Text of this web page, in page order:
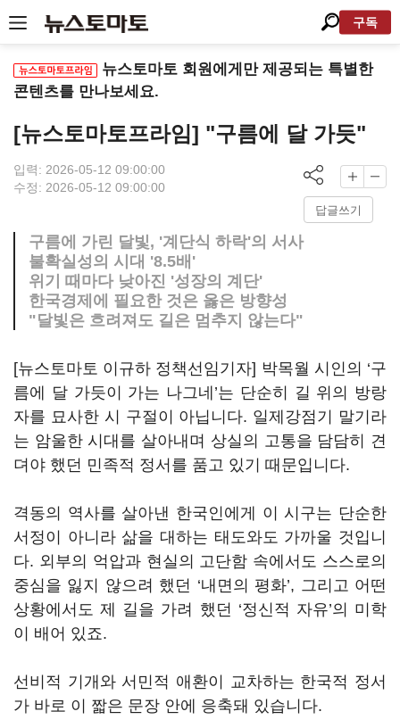
구독
뉴스토마토 회원에게만 제공되는 특별한
콘텐츠를 만나보세요.
[뉴스토마토프라임] "구름에 달 가듯"
입력: 2026-05-12 09:00:00
수정: 2026-05-12 09:00:00
답글쓰기
구름에 가린 달빛, '계단식 하락'의 서사
불확실성의 시대 '8.5배'
위기 때마다 낮아진 '성장의 계단'
한국경제에 필요한 것은 옳은 방향성
"달빛은 흐려져도 길은 멈추지 않는다"
[뉴스토마토 이규하 정책선임기자] 박목월 시인의 ‘구
름에 달 가듯이 가는 나그네’는 단순히 길 위의 방랑
자를 묘사한 시 구절이 아닙니다. 일제강점기 말기라
는 암울한 시대를 살아내며 상실의 고통을 담담히 견
뎌야 했던 민족적 정서를 품고 있기 때문입니다.
격동의 역사를 살아낸 한국인에게 이 시구는 단순한
서정이 아니라 삶을 대하는 태도와도 가까울 것입니
다. 외부의 억압과 현실의 고단함 속에서도 스스로의
중심을 잃지 않으려 했던 ‘내면의 평화’, 그리고 어떤
상황에서도 제 길을 가려 했던 ‘정신적 자유’의 미학
이 배어 있죠.
선비적 기개와 서민적 애환이 교차하는 한국적 정서
가 바로 이 짧은 문장 안에 응축돼 있습니다.